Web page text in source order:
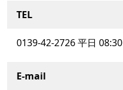
TEL
0139-42-2726 平日
E-mail